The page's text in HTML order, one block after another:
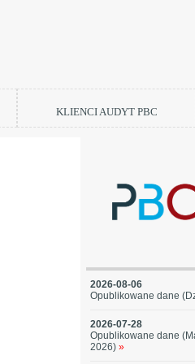
KLIENCI AUDYT PBC
2026-08-06
Opublikowane dane
2026-07-28
Opublikowane dane
2026) »